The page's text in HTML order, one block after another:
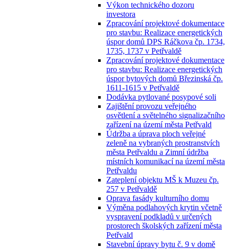
Výkon technického dozoru
investora
Zpracování projektové dokumentace
pro stavbu: Realizace energetických
úspor domů DPS Ráčkova čp. 1734,
1735, 1737 v Petřvaldě
Zpracování projektové dokumentace
pro stavbu: Realizace energetických
úspor bytových domů Březinská čp.
1611-1615 v Petřvaldě
Dodávka pytlované posypové soli
Zajištění provozu veřejného
osvětlení a světelného signalizačního
zařízení na území města Petřvald
Údržba a úprava ploch veřejné
zeleně na vybraných prostranstvích
města Petřvaldu a Zimní údržba
místních komunikací na území města
Petřvaldu
Zateplení objektu MŠ k Muzeu čp.
257 v Petřvaldě
Oprava fasády kulturního domu
Výměna podlahových krytin včetně
vyspravení podkladů v určených
prostorech školských zařízení města
Petřvald
Stavební úpravy bytu č. 9 v domě